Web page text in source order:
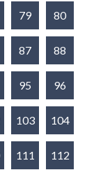
79 80
87 88
95 96
103 104
111 112